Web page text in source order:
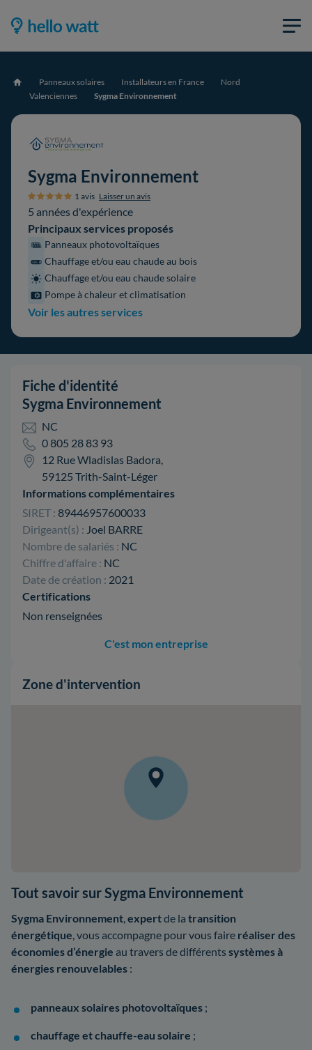
Accueil Panneaux solaires Installateurs en France
Nord
Valenciennes
Sygma Environnement
Sygma Environnement
1 avis Laisser un avis
5 années d'expérience
Principaux services proposés
Panneaux photovoltaïques
Chauffage et/ou eau chaude au bois
Chauffage et/ou eau chaude solaire
Pompe à chaleur et climatisation
Voir les autres services
Fiche d'identité
Sygma Environnement
NC
0 805 28 83 93
12 Rue Wladislas Badora,
59125 Trith-Saint-Léger
Informations complémentaires
SIRET : 89446957600033
Dirigeant(s) : Joel BARRE
Nombre de salariés : NC
Chiffre d'affaire : NC
Date de création : 2021
Certifications
Non renseignées
C'est mon entreprise
Zone d'intervention
Tout savoir sur Sygma Environnement
Sygma Environnement,expertde la transition
énergétique, vous accompagne pour vous faire réaliser des
économies d’énergie au travers de différents systèmes à
énergies renouvelables :
panneaux solaires photovoltaïques ;
chauffage et chauffe-eau solaire ;